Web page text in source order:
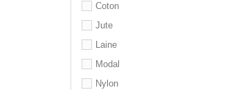
Coton
Jute
Laine
Modal
Nylon